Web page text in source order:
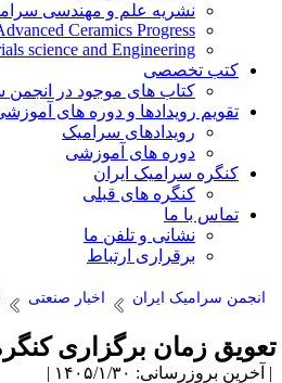
نشریه علم و مهندسی
Advanced Ceramics Progress
science and Engineering
کتب تخصصی
کتاب های موجود در انجمن
تقویم رویدادها و دوره های آموزشی
رویدادهای سرامیک
دوره های آموزشی
کنگره سرامیک ایران
کنگره های قبلی
تماس با ما
نشانی و تلفن ما
برقراری ارتباط
انجمن سرامیک ایران اخبار صنعتی
زمان برگزاری کنگره
بروزرسانی: ۱۴۰۵/۱/۳۰ |